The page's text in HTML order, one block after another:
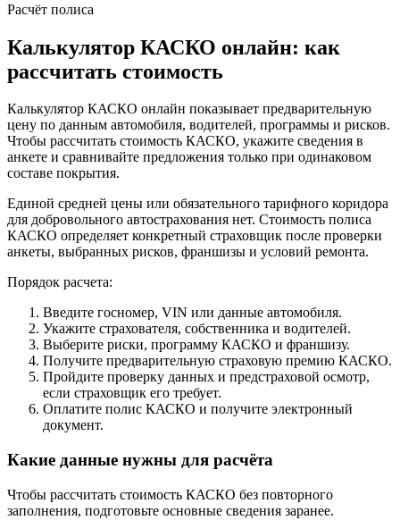
Расчёт полиса
Калькулятор КАСКО онлайн: как
рассчитать стоимость
Калькулятор КАСКО онлайн показывает предварительную
цену по данным автомобиля, водителей, программы и рисков.
Чтобы рассчитать стоимость КАСКО, укажите сведения в
анкете и сравнивайте предложения только при одинаковом
составе покрытия.
Единой средней цены или обязательного тарифного коридора
для добровольного автострахования нет. Стоимость полиса
КАСКО определяет конкретный страховщик после проверки
анкеты, выбранных рисков, франшизы и условий ремонта.
Порядок расчета:
Введите госномер, VIN или данные автомобиля.
Укажите страхователя, собственника и водителей.
Выберите риски, программу КАСКО и франшизу.
Получите предварительную страховую премию КАСКО.
Пройдите проверку данных и предстраховой осмотр,
если страховщик его требует.
Оплатите полис КАСКО и получите электронный
документ.
Какие данные нужны для расчёта
Чтобы рассчитать стоимость КАСКО без повторного
заполнения, подготовьте основные сведения заранее.